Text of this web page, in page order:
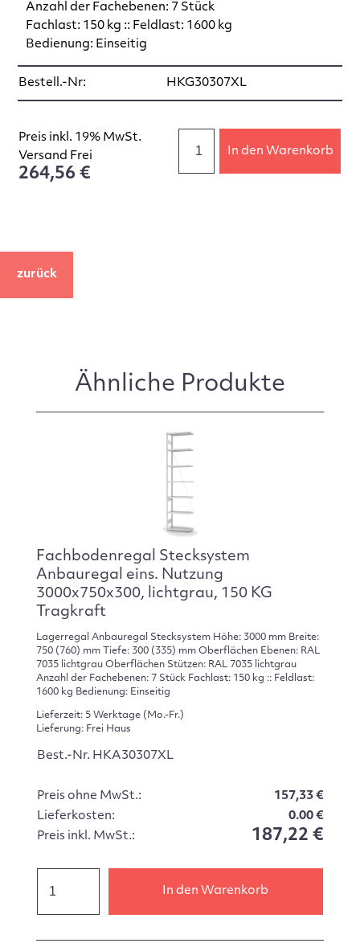
Anzahl der Fachebenen: 7 Stück
Fachlast: 150 kg :: Feldlast: 1600 kg
Bedienung: Einseitig
Bestell.-Nr: HKG30307XL
Preis inkl. 19% MwSt.
Versand Frei
264,56 €
In den Warenkorb
zurück
Ähnliche Produkte
Fachbodenregal Stecksystem
Anbauregal eins. Nutzung
3000x750x300, lichtgrau, 150 KG
Tragkraft
Lagerregal Anbauregal Stecksystem Höhe: 3000 mm Breite:
750 (760) mm Tiefe: 300 (335) mm Oberflächen Ebenen: RAL
7035 lichtgrau Oberflächen Stützen: RAL 7035 lichtgrau
Anzahl der Fachebenen: 7 Stück Fachlast: 150 kg :: Feldlast:
1600 kg Bedienung: Einseitig
Lieferzeit: 5 Werktage (Mo.-Fr.)
Lieferung: Frei Haus
Best.-Nr. HKA30307XL
Preis ohne MwSt.:
157,33 €
Lieferkosten:
0.00 €
Preis inkl. MwSt.:
187,22 €
In den Warenkorb